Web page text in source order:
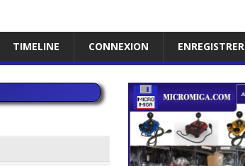
TIMELINE CONNEXION ENREGISTRER